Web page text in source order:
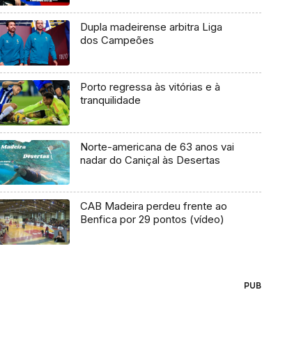
Dupla madeirense arbitra Liga
dos Campeões
Porto regressa às vitórias e à
tranquilidade
Norte-americana de 63 anos vai
nadar do Caniçal às Desertas
CAB Madeira perdeu frente ao
Benfica por 29 pontos (vídeo)
PUB